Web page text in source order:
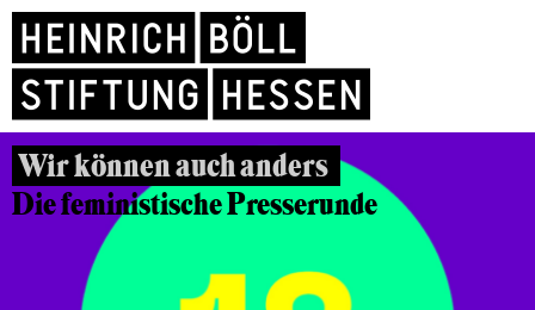
Wir können auch anders
Die feministische Presserunde